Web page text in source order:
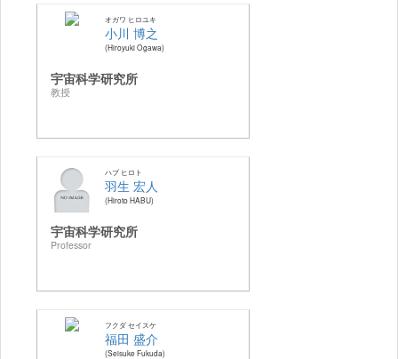
オガワ ヒロユキ
小川 博之
Hiroyuki Ogawa
宇宙科学研究所
教授
ハブ ヒロト
羽生 宏人
Hiroto HABU
宇宙科学研究所
Professor
フクダ セイスケ
福田 盛介
Seisuke Fukuda